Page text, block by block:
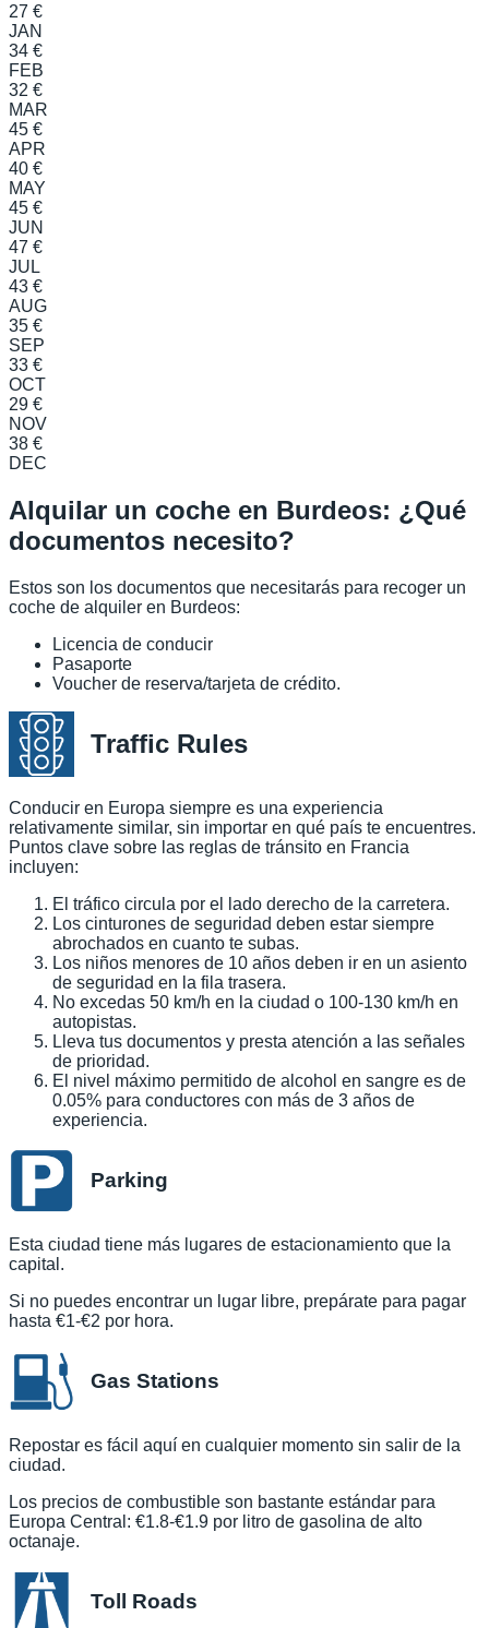
27 €
JAN
34 €
FEB
32 €
MAR
45 €
APR
40 €
MAY
45 €
JUN
47 €
JUL
43 €
AUG
35 €
SEP
33 €
OCT
29 €
NOV
38 €
DEC
Alquilar un coche en Burdeos: ¿Qué
documentos necesito?
Estos son los documentos que necesitarás para recoger un
coche de alquiler en Burdeos:
Licencia de conducir
Pasaporte
Voucher de reserva/tarjeta de crédito.
Traffic Rules
Conducir en Europa siempre es una experiencia
relativamente similar, sin importar en qué país te encuentres.
Puntos clave sobre las reglas de tránsito en Francia
incluyen:
El tráfico circula por el lado derecho de la carretera.
Los cinturones de seguridad deben estar siempre
abrochados en cuanto te subas.
Los niños menores de 10 años deben ir en un asiento
de seguridad en la fila trasera.
No excedas 50 km/h en la ciudad o 100-130 km/h en
autopistas.
Lleva tus documentos y presta atención a las señales
de prioridad.
El nivel máximo permitido de alcohol en sangre es de
0.05% para conductores con más de 3 años de
experiencia.
Parking
Esta ciudad tiene más lugares de estacionamiento que la
capital.
Si no puedes encontrar un lugar libre, prepárate para pagar
hasta €1-€2 por hora.
Gas Stations
Repostar es fácil aquí en cualquier momento sin salir de la
ciudad.
Los precios de combustible son bastante estándar para
Europa Central: €1.8-€1.9 por litro de gasolina de alto
octanaje.
Toll Roads